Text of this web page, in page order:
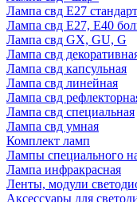
Лампа свд E27 стандарт
Лампа свд E27, Е40
Лампа свд GX, GU, G
Лампа свд
Лампа свд капсульная
Лампа свд линейная
Лампа свд
Лампа свд специальная
Лампа свд умная
Комплект ламп
Лампы специального
Лампа инфракрасная
Ленты, модули
Аксессуары для